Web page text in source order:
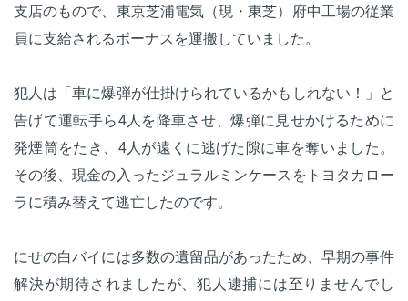
支店のもので、東京芝浦電気（現・東芝）府中工場の従業
員に支給されるボーナスを運搬していました。
犯人は「車に爆弾が仕掛けられているかもしれない！」と
告げて運転手ら4人を降車させ、爆弾に見せかけるために
発煙筒をたき、4人が遠くに逃げた隙に車を奪いました。
その後、現金の入ったジュラルミンケースをトヨタカロー
ラに積み替えて逃亡したのです。
にせの白バイには多数の遺留品があったため、早期の事件
解決が期待されましたが、犯人逮捕には至りませんでし